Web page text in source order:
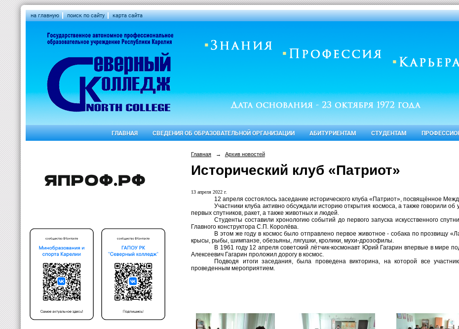
на главную поиск по сайту карта сайта
ГЛАВНАЯ СВЕДЕНИЯ ОБ ОБРАЗОВАТЕЛЬНОЙ ОРГАНИЗАЦИИ АБИТУРИЕНТАМ СТУДЕНТАМ
Главная → Архив новостей
Исторический клуб «Патриот»
13 апреля 2022 г.
12 апреля состоялось заседание исторического клуба «Патриот», посвящённое
Участники клуба активно обсуждали историю открытия космоса, а также говорили
первых спутников, ракет, а также животных и людей.
Студенты составили хронологию событий до первого запуска искусственного
Главного конструктора С.П. Королёва.
В этом же году в космос было отправлено первое животное - собака по прозвищу
крысы, рыбы, шимпанзе, обезьяны, лягушки, кролики, мухи-дрозофилы.
В 1961 году 12 апреля советский лётчик-космонавт Юрий Гагаринвпервые в мире
Алексеевич Гагарин проложил дорогу в космос.
Подводя итоги заседания, была проведена викторина, на которой все
проведенным мероприятием.